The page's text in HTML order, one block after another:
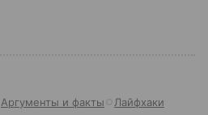
Аргументы и факты Лайфхаки